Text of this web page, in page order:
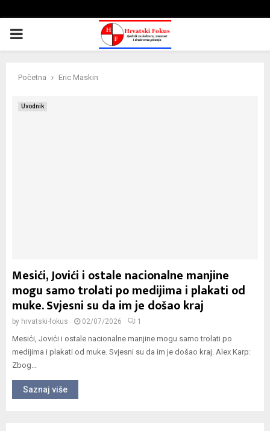
PRIMARY
Početna Eric Maskin
Uvodnik
Mesići, Jovići i ostale nacionalne manjine
mogu samo trolati po medijima i plakati od
muke. Svjesni su da im je došao kraj
by hrvatski-fokus 02/07/2026 1
Mesići, Jovići i ostale nacionalne manjine mogu samo trolati po
medijima i plakati od muke. Svjesni su da im je došao kraj. Alex Karp:
Zbog...
Saznaj više